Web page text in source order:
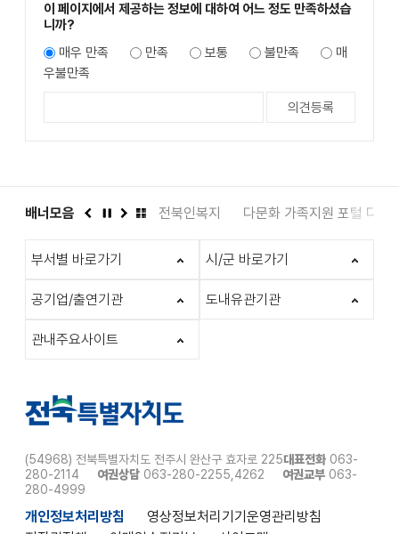
이 페이지에서 제공하는 정보에 대하여 어느 정도 만족하셨습
니까?
매우 만족
만족 보통 불만족
매
우불만족
배너모음
서관 인권상담 1331 전북인복지 다문화 가족지원 포털 다누
부서별 바로가기 시/군 바로가기
공기업/출연기관 도내유관기관
관내주요사이트
(54968) 전북특별자치도 전주시 완산구 효자로 225대표전화 063-
280-2114
여권상담 063-280-2255,4262 여권교부 063-
280-4999
개인정보처리방침
영상정보처리기기운영관리방침